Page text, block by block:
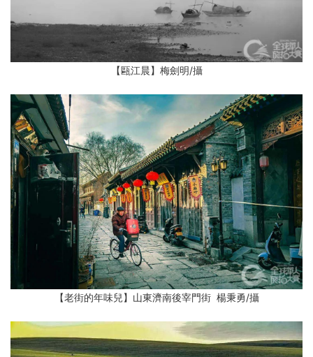
【甌江晨】梅劍明/攝
【老街的年味兒】山東濟南後宰門街 楊秉勇/攝